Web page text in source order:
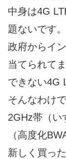
中身は4G
題ないです。
政府からイ
当てられて
できない4G
そんなわけ
2GHz帯（い
（高度化
新しく買っ